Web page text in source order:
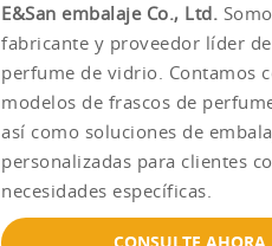
E&San embalaje Co., Ltd.
fabricante y proveedor líder
perfume de vidrio. Contamos
modelos de frascos de
así como soluciones de
personalizadas para clientes
necesidades específicas.